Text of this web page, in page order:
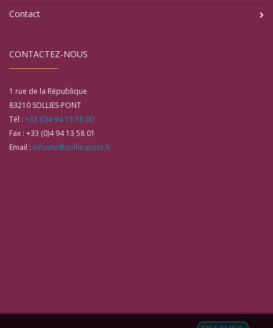
Contact
CONTACTEZ-NOUS
1 rue de la République
83210 SOLLIES-PONT
Tél : +33 (0)4 94 13 58 00
Fax : +33 (0)4 94 13 58 01
Email : infosite@solliespont.fr